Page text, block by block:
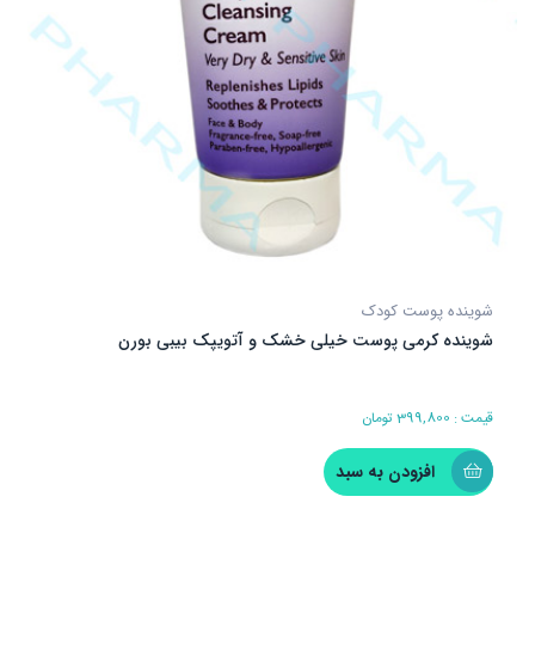
شوینده پوست کودک
شوینده کرمی پوست خیلی خشک و آتویپک بیبی بورن
قیمت : تومان
افزودن به سبد